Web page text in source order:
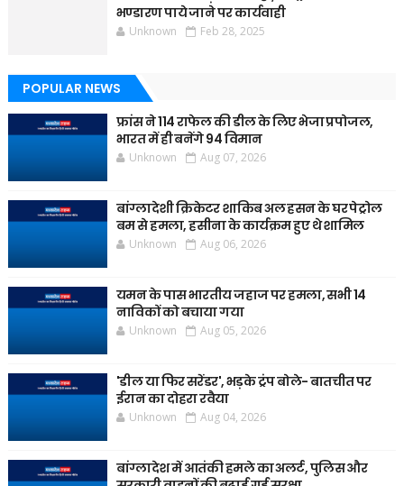
भण्डारण पाये जाने पर कार्यवाही
Unknown Feb 28, 2025
POPULAR NEWS
फ्रांस ने 114 राफेल की डील के लिए भेजा प्रपोजल,
भारत में ही बनेंगे 94 विमान
Unknown Aug 07, 2026
बांग्लादेशी क्रिकेटर शाकिब अल हसन के घर पेट्रोल
बम से हमला, हसीना के कार्यक्रम हुए थे शामिल
Unknown Aug 06, 2026
यमन के पास भारतीय जहाज पर हमला, सभी 14
नाविकों को बचाया गया
Unknown Aug 05, 2026
'डील या फिर सरेंडर', भड़के ट्रंप बोले- बातचीत पर
ईरान का दोहरा रवैया
Unknown Aug 04, 2026
बांग्लादेश में आतंकी हमले का अलर्ट, पुलिस और